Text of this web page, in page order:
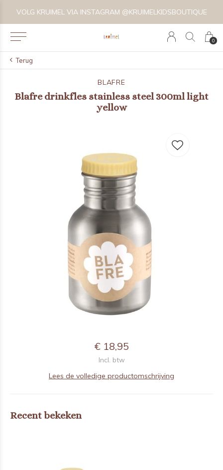
0
VOLG KRUIMEL VIA INSTAGRAM @KRUIMELKIDSBOUTIQUE
Terug
BLAFRE
Blafre drinkfles stainless steel 300ml light
yellow
€ 18,95
Incl. btw
Lees de volledige productomschrijving
Recent bekeken